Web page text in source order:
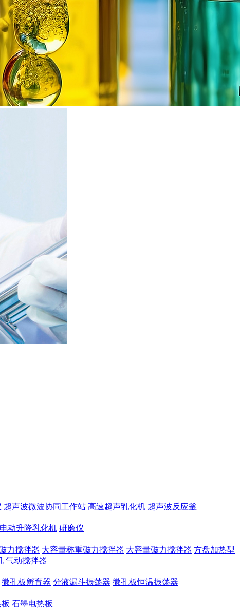
超声波微波协同工作站 高速超声乳化机 超声波反应釜
电动升降乳化机 研磨仪
力搅拌器 大容量称重磁力搅拌器 大容量磁力搅拌器 方盘加热型
气动搅拌器
微孔板孵育器 分液漏斗振荡器 微孔板恒温振荡器
石墨电热板